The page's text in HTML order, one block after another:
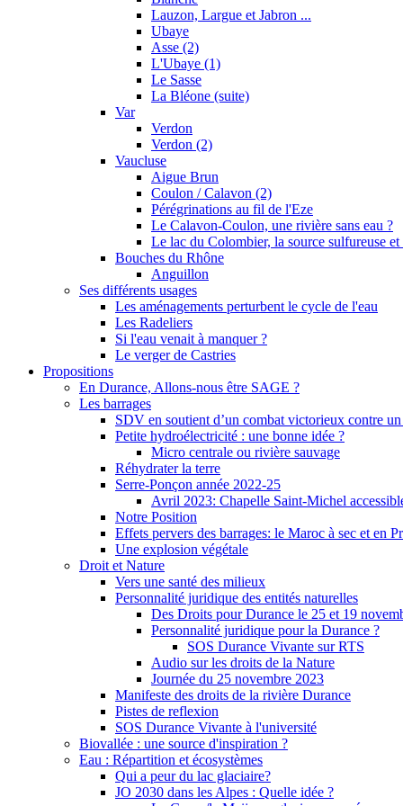
Lauzon, Largue et Jabron ...
Ubaye
Asse (2)
L'Ubaye (1)
Le Sasse
La Bléone (suite)
Var
Verdon
Verdon (2)
Vaucluse
Aigue Brun
Coulon / Calavon (2)
Pérégrinations au fil de l'Eze
Le Calavon-Coulon, une rivière sans eau ?
Le lac du Colombier, la source sulfureuse
Bouches du Rhône
Anguillon
Ses différents usages
Les aménagements perturbent le cycle de l'eau
Les Radeliers
Si l'eau venait à manquer ?
Le verger de Castries
Propositions
En Durance, Allons-nous être SAGE ?
Les barrages
SDV en soutient d’un combat victorieux contre un
Petite hydroélectricité : une bonne idée ?
Micro centrale ou rivière sauvage
Réhydrater la terre
Serre-Ponçon année 2022-25
Avril 2023: Chapelle Saint-Michel
Notre Position
Effets pervers des barrages: le Maroc à sec et en
Une explosion végétale
Droit et Nature
Vers une santé des milieux
Personnalité juridique des entités naturelles
Des Droits pour Durance le 25 et 19
Personnalité juridique pour la Durance ?
SOS Durance Vivante sur RTS
Audio sur les droits de la Nature
Journée du 25 novembre 2023
Manifeste des droits de la rivière Durance
Pistes de reflexion
SOS Durance Vivante à l'université
Biovallée : une source d'inspiration ?
Eau : Répartition et écosystèmes
Qui a peur du lac glaciaire?
JO 2030 dans les Alpes : Quelle idée ?